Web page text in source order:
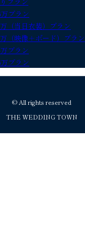
プラン
（当日衣装）プラン
（映像＋ボード）プラン
プラン
プラン
© All rights reserved
THE WEDDING TOWN